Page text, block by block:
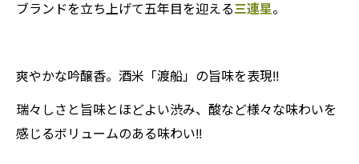
ブランドを立ち上げて五年目を迎える三連星。
爽やかな吟醸香。酒米「渡船」の旨味を表現!!
瑞々しさと旨味とほどよい渋み、酸など様々な味わいを
感じるボリュームのある味わい!!